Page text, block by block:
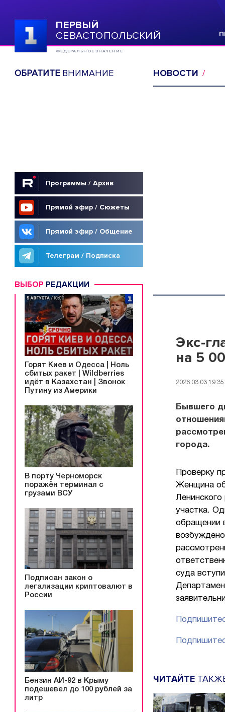
ПЕРВЫЙ
СЕВАСТОПОЛЬСКИЙ
ФЕДЕРАЛЬНОЕ ЗНАЧЕНИЕ
ОБРАТИТЕВНИМАНИЕ
Программы / Архив
Прямой эфир / Сюжеты
Прямой эфир / Общение
Телеграм / Подписка
ВЫБОР РЕДАКЦИИ
Горят Киев и Одесса | Ноль
сбитых ракет | Wildberries
идёт в Казахстан | Звонок
Путину из Америки
В порту Черноморск
поражён терминал с
грузами ВСУ
Подписан закон о
легализации криптовалют в
России
Бензин АИ-92 в Крыму
подешевел до 100 рублей за
литр
НОВОСТИ
Экс-
на 5
2026.03.03
Бывшего
города.
Проверку
Женщина
участка.
обращении
суда
ЧИТАЙТЕ